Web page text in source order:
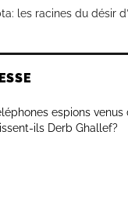
les racines du désir
espions venus
ils Derb Ghallef?